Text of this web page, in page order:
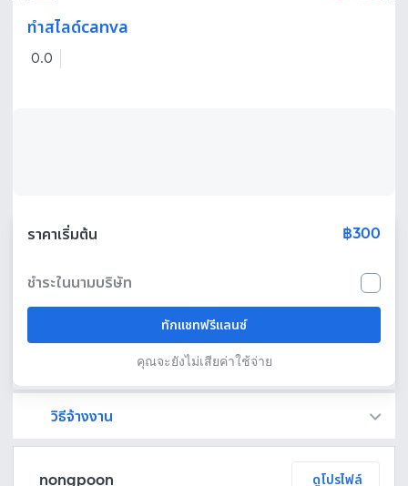
ทำสไลด์canva
0.0
ราคาเริ่มต้น ฿300
ชำระในนามบริษัท
ทักแชทฟรีแลนซ์
คุณจะยังไม่เสียค่าใช้จ่าย
วิธีจ้างงาน
nongpoon ดูโปรไฟล์